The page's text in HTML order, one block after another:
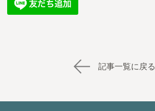
記事一覧に戻る